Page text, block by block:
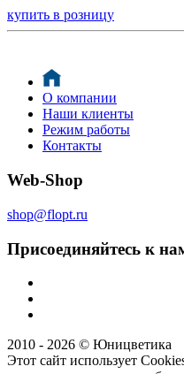
купить в розницу
О компании
Наши клиенты
Режим работы
Контакты
Web-Shop
shop@flopt.ru
Присоединяйтесь к
2010 - 2026 © Юницветика
Этот сайт использует